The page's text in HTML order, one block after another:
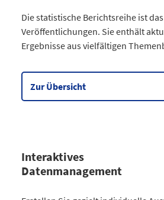
Datentabelle zum Diagramm
Kategorie
Anzahl Publikationen
Bevölkerung 30
Gesellschaft 64
Die statistische Berichtsreihe ist
Veröffentlichungen. Sie enthält
Ergebnisse aus vielfältigen
Zur Übersicht
Interaktives
Datenmanagement